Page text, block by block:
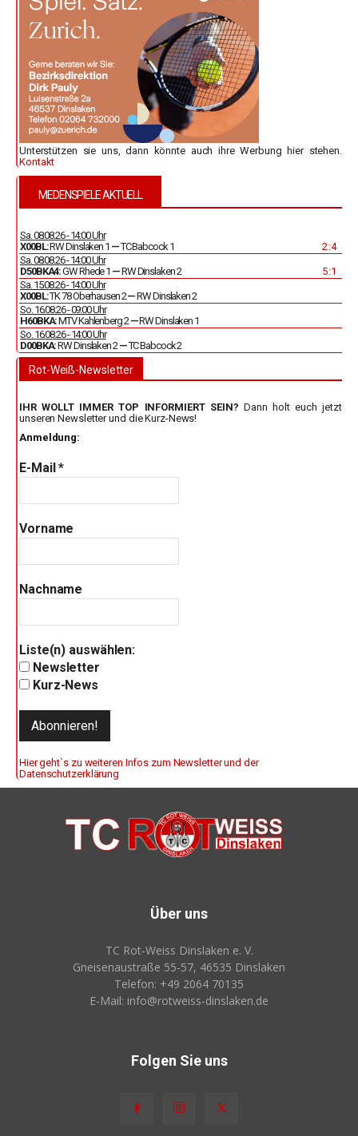
Unterstützen sie uns, dann könnte auch ihre Werbung hier stehen.
Kontakt
MEDENSPIELE AKTUELL
Sa. 08.08.26 - 14:00 Uhr
X00BL:RW Dinslaken 1 —TC Babcock 1
2 : 4
Sa. 08.08.26 - 14:00 Uhr
D50BKA4:GW Rhede 1 —RW Dinslaken 2
5 : 1
Sa. 15.08.26 - 14:00 Uhr
X00BL:TK 78 Oberhausen 2—RW Dinslaken 2
So. 16.08.26 - 09:00 Uhr
H60BKA:MTV Kahlenberg 2—RW Dinslaken 1
So. 16.08.26 - 14:00 Uhr
D00BKA:RW Dinslaken 2—TC Babcock 2
Rot-Weiß-Newsletter
IHR WOLLT IMMER TOP INFORMIERT SEIN? Dann holt euch jetzt
unseren Newsletter und die Kurz-News!
Anmeldung:
E-Mail*
Vorname
Nachname
Liste(n) auswählen:
Newsletter
Kurz-News
Hier geht`s zu weiteren Infos zum Newsletter und der
Datenschutzerklärung
Über uns
TC Rot‑Weiss Dinslaken e. V.
Gneisenaustraße 55-57, 46535 Dinslaken
Telefon: +49 2064 70135
E-Mail: info@rotweiss‑dinslaken.de
Folgen Sie uns